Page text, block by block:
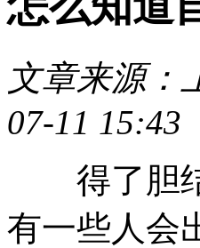
文章来源：
07-11 15:43
得了胆结
有一些人会